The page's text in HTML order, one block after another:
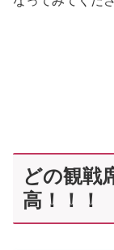
どの観戦
高！！！